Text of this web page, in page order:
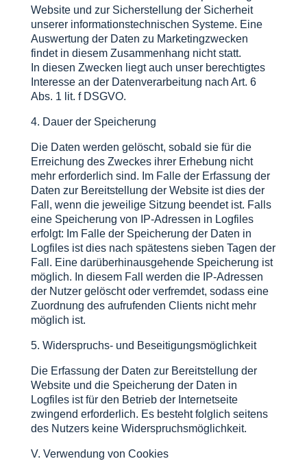
Website und zur Sicherstellung der Sicherheit
unserer informationstechnischen Systeme. Eine
Auswertung der Daten zu Marketingzwecken
findet in diesem Zusammenhang nicht statt.
In diesen Zwecken liegt auch unser berechtigtes
Interesse an der Datenverarbeitung nach Art. 6
Abs. 1 lit. f DSGVO.
4. Dauer der Speicherung
Die Daten werden gelöscht, sobald sie für die
Erreichung des Zweckes ihrer Erhebung nicht
mehr erforderlich sind. Im Falle der Erfassung der
Daten zur Bereitstellung der Website ist dies der
Fall, wenn die jeweilige Sitzung beendet ist. Falls
eine Speicherung von IP-Adressen in Logfiles
erfolgt: Im Falle der Speicherung der Daten in
Logfiles ist dies nach spätestens sieben Tagen der
Fall. Eine darüberhinausgehende Speicherung ist
möglich. In diesem Fall werden die IP-Adressen
der Nutzer gelöscht oder verfremdet, sodass eine
Zuordnung des aufrufenden Clients nicht mehr
möglich ist.
5. Widerspruchs- und Beseitigungsmöglichkeit
Die Erfassung der Daten zur Bereitstellung der
Website und die Speicherung der Daten in
Logfiles ist für den Betrieb der Internetseite
zwingend erforderlich. Es besteht folglich seitens
des Nutzers keine Widerspruchsmöglichkeit.
V. Verwendung von Cookies